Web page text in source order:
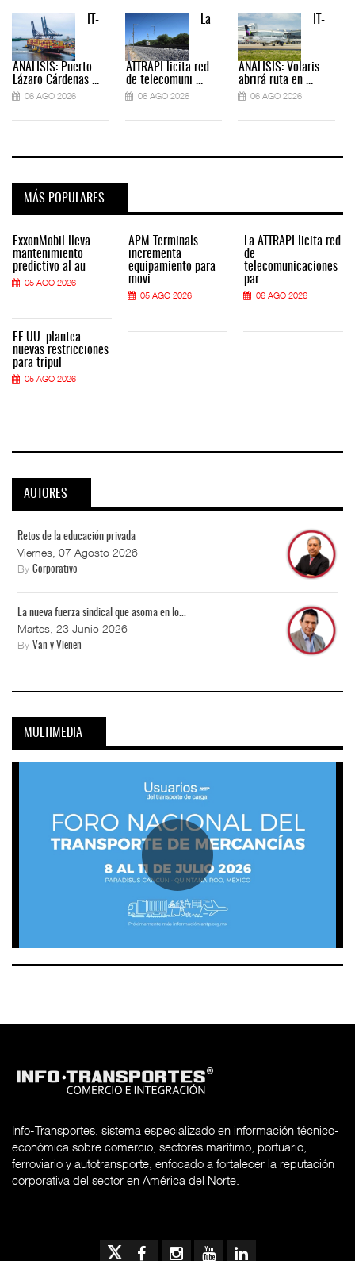
IT-
ANÁLISIS: Puerto
Lázaro Cárdenas ...
06 AGO 2026
La
ATTRAPI licita red
de telecomuni ...
06 AGO 2026
IT-
ANÁLISIS: Volaris
abrirá ruta en ...
06 AGO 2026
MÁS POPULARES
ExxonMobil lleva
mantenimiento
predictivo al au
05 AGO 2026
EE.UU. plantea
nuevas restricciones
para tripul
05 AGO 2026
APM Terminals
incrementa
equipamiento para
movi
05 AGO 2026
La ATTRAPI licita red
de
telecomunicaciones
par
06 AGO 2026
AUTORES
Retos de la educación privada
Viernes, 07 Agosto 2026
By Corporativo
La nueva fuerza sindical que asoma en lo...
Martes, 23 Junio 2026
By Van y Vienen
MULTIMEDIA
Info-Transportes, sistema especializado en información técnico-
económica sobre comercio, sectores marítimo, portuario,
ferroviario y autotransporte, enfocado a fortalecer la reputación
corporativa del sector en América del Norte.